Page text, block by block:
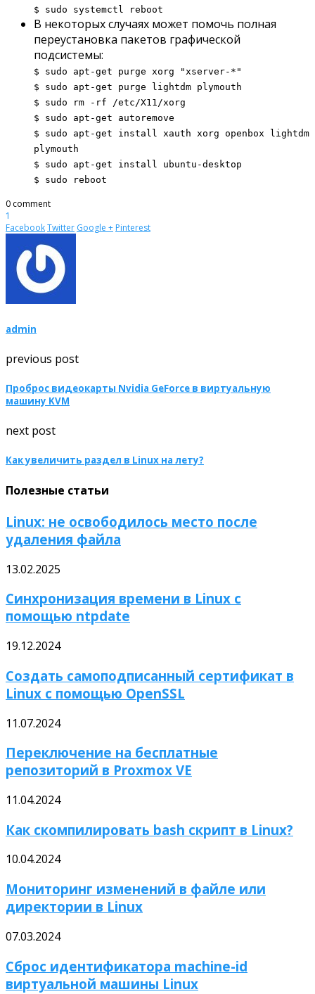
$ sudo systemctl reboot
В некоторых случаях может помочь полная
переустановка пакетов графической
подсистемы:
$ sudo apt-get purge xorg "xserver-*"
$ sudo apt-get purge lightdm plymouth
$ sudo rm -rf /etc/X11/xorg
$ sudo apt-get autoremove
$ sudo apt-get install xauth xorg openbox lightdm
plymouth
$ sudo apt-get install ubuntu-desktop
$ sudo reboot
0 comment
1
FacebookTwitter Google + Pinterest
admin
previous post
Проброс видеокарты Nvidia GeForce в виртуальную
машину KVM
next post
Как увеличить раздел в Linux на лету?
Полезные статьи
Linux: не освободилось место после
удаления файла
13.02.2025
Синхронизация времени в Linux с
помощью ntpdate
19.12.2024
Создать самоподписанный сертификат в
Linux с помощью OpenSSL
11.07.2024
Переключение на бесплатные
репозиторий в Proxmox VE
11.04.2024
Как скомпилировать bash скрипт в Linux?
10.04.2024
Мониторинг изменений в файле или
директории в Linux
07.03.2024
Сброс идентификатора machine-id
виртуальной машины Linux